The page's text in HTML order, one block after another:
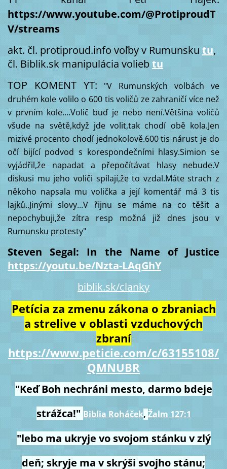
https://www.youtube.com/@ProtiproudT
V/streams
akt. čl. protiproud.info voľby v Rumunsku tu,
čl. Biblik.sk manipulácia voliebtu
TOP KOMENT YT: "V Rumunských volbách ve
druhém kole volilo o 600 tis voličů ze zahraničí více než
v prvním kole....Volič buď je nebo není.Většina voličů
všude na světě,když jde volit,tak chodí obě kola.Jen
mizivé procento chodí jednokolově.600 tis nárust je do
očí bijící podvod s korespondečními hlasy.Simion se
vyjádřil,že napadat a přepočítávat hlasy nebude.V
diskusi mu jeho voliči spílají,že to vzdal.Máte strach z
někoho napsala mu volička a její komentář má 3 tis
lajků..Jinými slovy...V řijnu se máme na co těšit a
nepochybuji,že zítra resp možná již dnes jsou v
Rumunsku protesty"
Steven Segal: In the Name of Justice
https://youtu.be/Nzta-LAqGhY
biblik.sk/clanky
Petícia za zmenu zákona o zbraniach
a strelive v oblasti vzduchových
zbraní
https://www.peticie.com/c/63155108/
QMNUBR
"Keď Boh nechráni mesto, darmo bdeje
strážca!" Biblia Roháček, Žalm 127:1
"lebo ma ukryje vo svojom stánku v zlý
deň; skryje ma v skrýši svojho stánu;